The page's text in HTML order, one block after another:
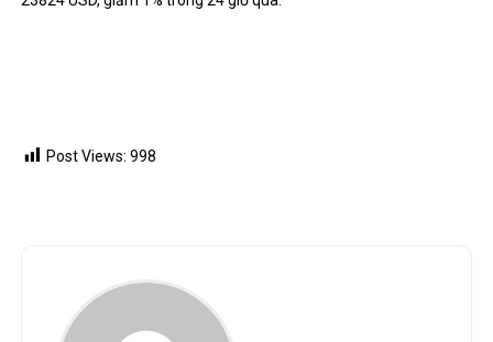
Post Views: 998